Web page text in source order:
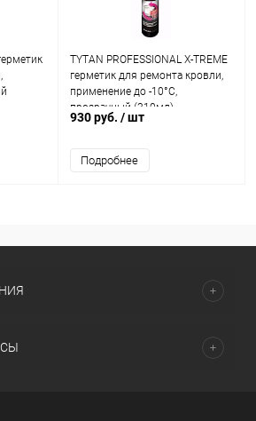
TYTAN PROFESSIONAL X-TREME
герметик для ремонта кровли,
применение до -10°C,
прозрачный (310мл)
930 руб. / шт
Подробнее